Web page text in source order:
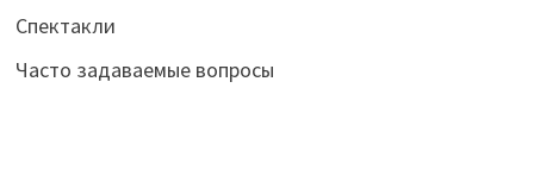
Спектакли
Часто задаваемые вопросы